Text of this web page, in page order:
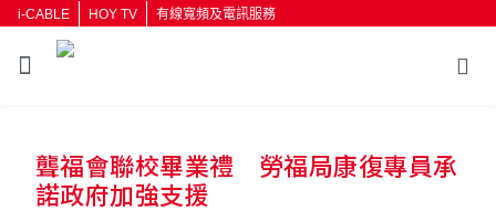
i-CABLE HOY TV 有線寬頻及電訊服務
按輸入鍵開始搜尋
聾福會聯校畢業禮 勞福局康復專員承
諾政府加強支援